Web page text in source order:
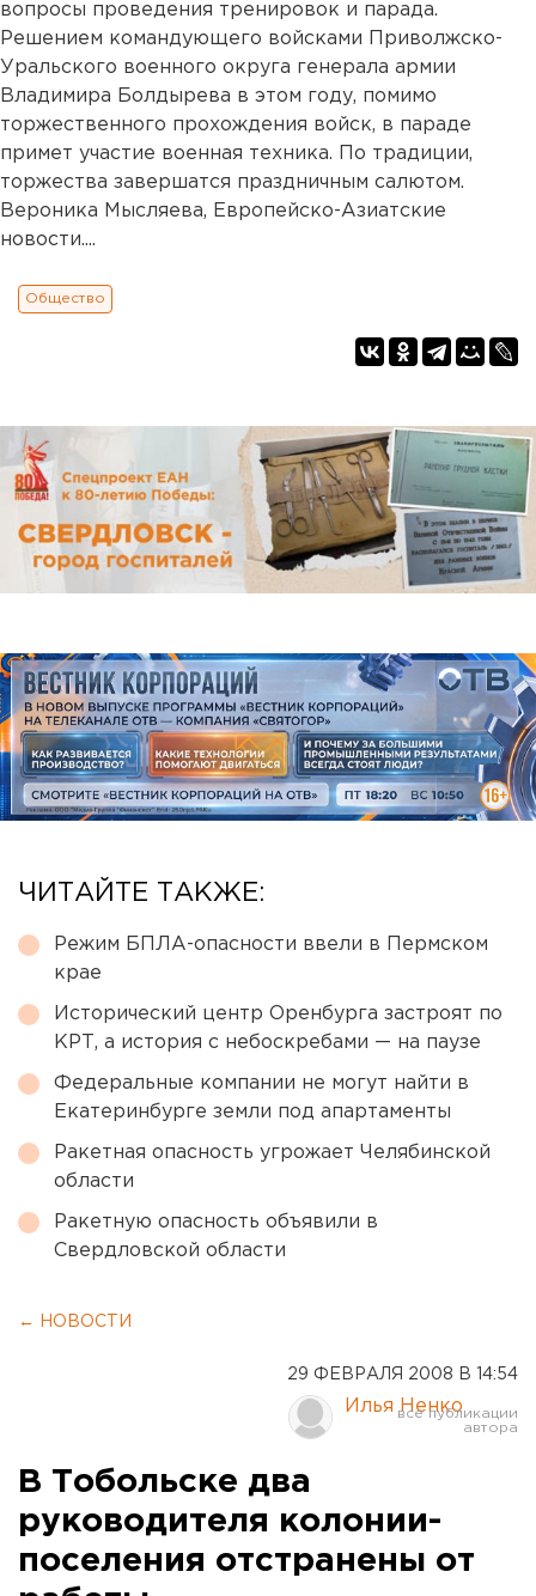
вопросы проведения тренировок и парада.
Решением командующего войсками Приволжско-
Уральского военного округа генерала армии
Владимира Болдырева в этом году, помимо
торжественного прохождения войск, в параде
примет участие военная техника. По традиции,
торжества завершатся праздничным салютом.
Вероника Мысляева, Европейско-Азиатские
новости....
Общество
ЧИТАЙТЕ ТАКЖЕ:
Режим БПЛА-опасности ввели в Пермском
крае
Исторический центр Оренбурга застроят по
КРТ, а история с небоскребами — на паузе
Федеральные компании не могут найти в
Екатеринбурге земли под апартаменты
Ракетная опасность угрожает Челябинской
области
Ракетную опасность объявили в
Свердловской области
← НОВОСТИ
29 ФЕВРАЛЯ 2008 В 14:54
Илья Ненко
В Тобольске два
руководителя колонии-
поселения отстранены от